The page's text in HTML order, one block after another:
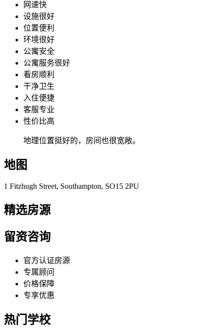
网速快
设施很好
位置便利
环境很好
公寓安全
公寓服务很好
看房顺利
干净卫生
入住便捷
客服专业
性价比高
地理位置挺好的，房间也很宽敞。
地图
1 Fitzhugh Street, Southampton, SO15 2PU
精选房源
留资咨询
官方认证房源
专属顾问
价格保障
专享优惠
热门学校